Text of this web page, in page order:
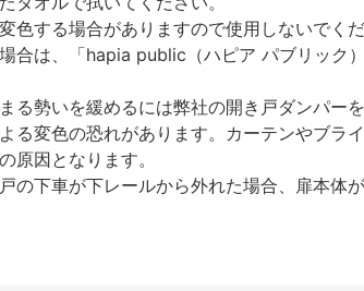
色する場合がありますので使用しないでく
は、「hapia public（ハピア パブリック
勢いを緩めるには弊社の開き戸ダンパー
変色の恐れがあります。カーテンやブラ
因となります。
下車が下レールから外れた場合、扉本体